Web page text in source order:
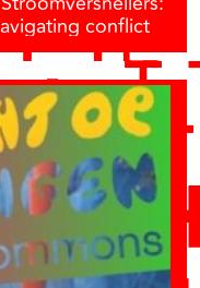
conflict
Right To